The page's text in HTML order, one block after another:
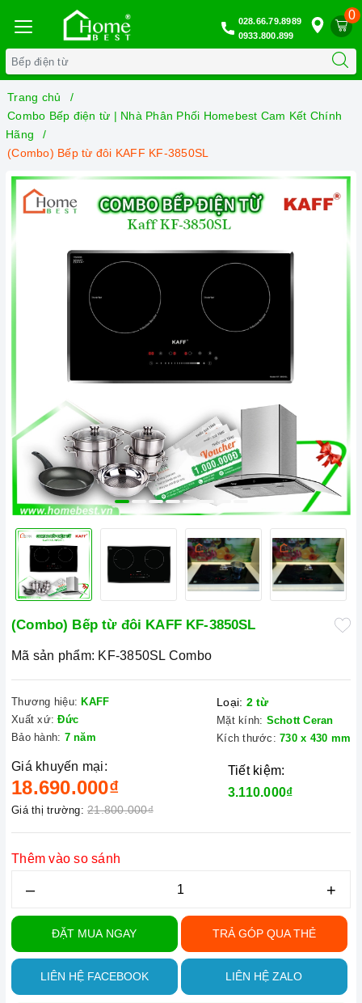
0
028.66.79.8989
0933.800.899
Trang chủ
Combo Bếp điện từ | Nhà Phân Phối Homebest Cam Kết Chính
Hãng
(Combo) Bếp từ đôi KAFF KF-3850SL
(Combo) Bếp từ đôi KAFF KF-3850SL
Mã sản phẩm: KF-3850SL Combo
Thương hiệu: KAFF
Xuất xứ: Đức
Bảo hành: 7 năm
Loại: 2 từ
Mặt kính: Schott Ceran
Kích thước: 730 x 430 mm
Giá khuyến mại:
18.690.000₫
Giá thị trường: 21.800.000₫
Tiết kiệm:
3.110.000₫
Thêm vào so sánh
– +
ĐẶT MUA NGAY TRẢ GÓP QUA THẺ
LIÊN HỆ FACEBOOK LIÊN HỆ ZALO